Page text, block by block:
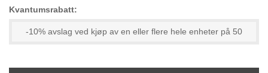
Kvantumsrabatt:
-10% avslag ved kjøp av en eller flere hele enheter på 50